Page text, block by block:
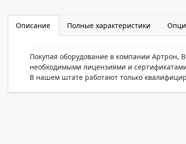
Описание Полные характеристики
Покупая оборудование в компании Артрон,
необходимыми лицензиями и
В нашем штате работают только